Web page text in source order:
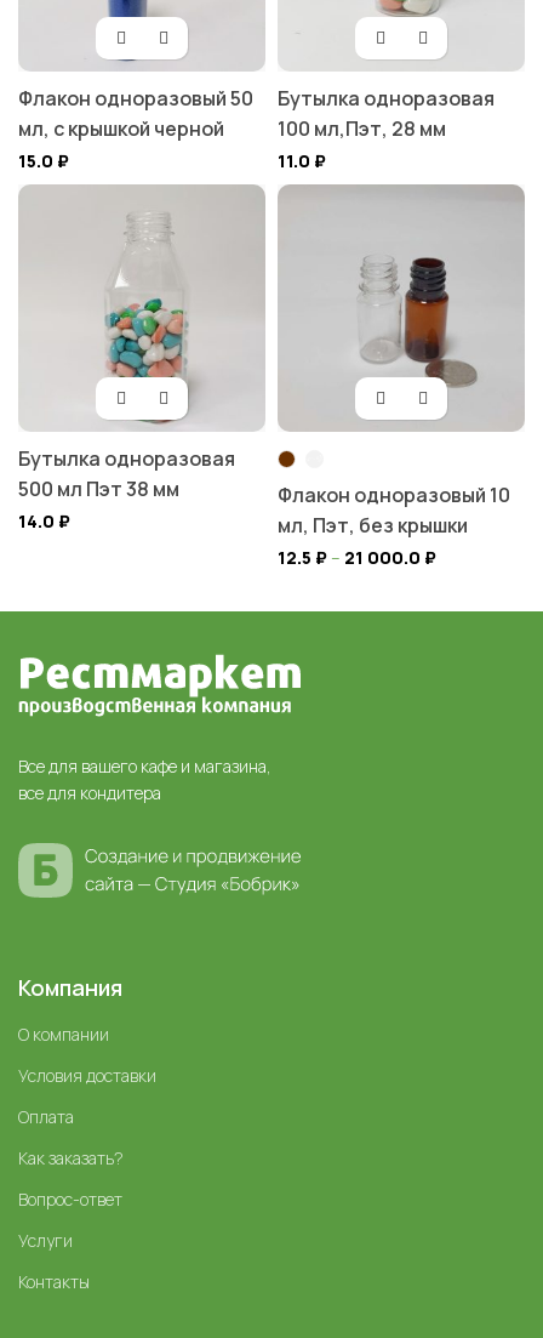
Флакон одноразовый 50
мл, с крышкой черной
15.0 ₽
Бутылка одноразовая
100 мл,Пэт, 28 мм
11.0 ₽
Бутылка одноразовая
500 мл Пэт 38 мм
14.0 ₽
Флакон одноразовый 10
мл, Пэт, без крышки
12.5 ₽– 21 000.0 ₽
Все для вашего кафе и магазина,
все для кондитера
Компания
О компании
Условия доставки
Оплата
Как заказать?
Вопрос-ответ
Услуги
Контакты